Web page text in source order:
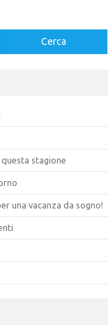
Cerca
stagione
una vacanza da sogno!